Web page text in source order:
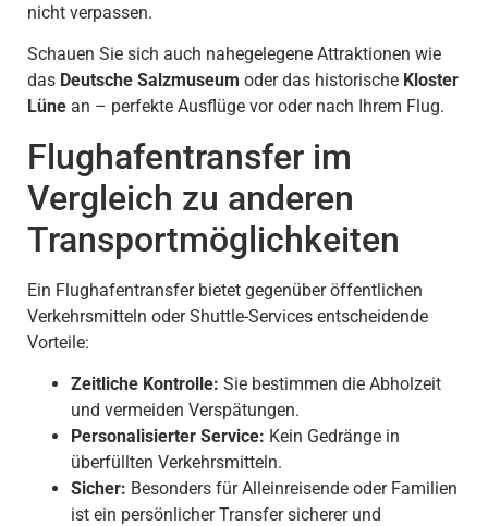
nicht verpassen.
Schauen Sie sich auch nahegelegene Attraktionen wie
das Deutsche Salzmuseum oder das historische Kloster
Lüne an – perfekte Ausflüge vor oder nach Ihrem Flug.
Flughafentransfer im
Vergleich zu anderen
Transportmöglichkeiten
Ein Flughafentransfer bietet gegenüber öffentlichen
Verkehrsmitteln oder Shuttle-Services entscheidende
Vorteile:
Zeitliche Kontrolle: Sie bestimmen die Abholzeit
und vermeiden Verspätungen.
Personalisierter Service: Kein Gedränge in
überfüllten Verkehrsmitteln.
Sicher: Besonders für Alleinreisende oder Familien
ist ein persönlicher Transfer sicherer und